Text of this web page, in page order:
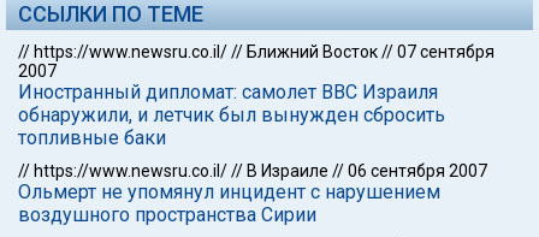
ССЫЛКИ ПО ТЕМЕ
// https://www.newsru.co.il/// Ближний Восток//07 сентября
2007
Иностранный дипломат: самолет ВВС Израиля
обнаружили, и летчик был вынужден сбросить
топливные баки
// https://www.newsru.co.il/// В Израиле //06 сентября 2007
Ольмерт не упомянул инцидент с нарушением
воздушного пространства Сирии